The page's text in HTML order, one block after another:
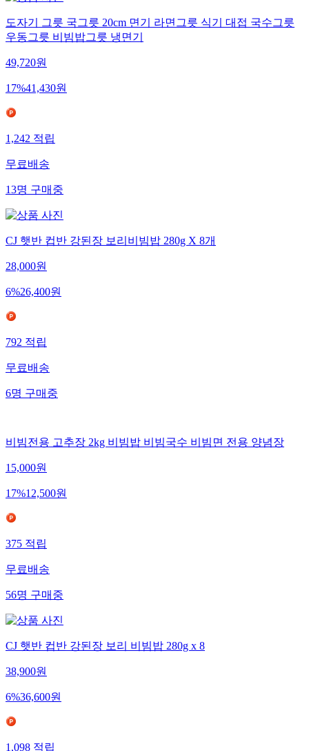
도자기 그릇 국그릇 20cm 면기 라면그릇 식기 대접 국수그릇
우동그릇 비빔밥그릇 냉면기
49,720원
17%41,430원
1,242적립
무료배송
13명구매중
CJ 햇반 컵반 강된장 보리비빔밥 280g X 8개
28,000원
6%26,400원
792적립
무료배송
6명구매중
비빔전용 고추장 2kg 비빔밥 비빔국수 비빔면 전용 양념장
15,000원
17%12,500원
375적립
무료배송
56명구매중
CJ 햇반 컵반 강된장 보리 비빔밥 280g x 8
38,900원
6%36,600원